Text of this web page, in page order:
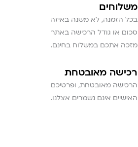
משלוחים
בכל הזמנה, לא משנה באיזה
סכום או גודל הרכישה באתר
מזכה אתכם במשלוח בחינם.
רכישה מאובטחת
הרכישה מאובטחת, ופרטיכם
האישיים אינם נשמרים אצלנו.